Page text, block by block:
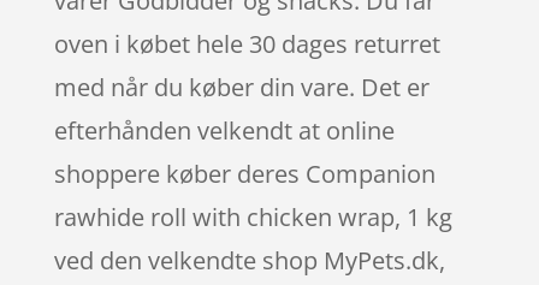
oven i købet hele 30 dages returret
med når du køber din vare. Det er
efterhånden velkendt at online
shoppere køber deres Companion
rawhide roll with chicken wrap, 1 kg
ved den velkendte shop MyPets.dk,